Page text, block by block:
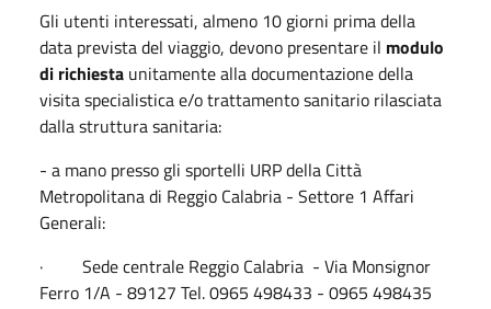
Gli utenti interessati, almeno 10 giorni prima della
data prevista del viaggio, devono presentare il modulo
di richiesta unitamente alla documentazione della
visita specialistica e/o trattamento sanitario rilasciata
dalla struttura sanitaria:
- a mano presso gli sportelli URP della Città
Metropolitana di Reggio Calabria - Settore 1 Affari
Generali:
· Sede centrale Reggio Calabria - Via Monsignor
Ferro 1/A - 89127 Tel. 0965 498433 - 0965 498435